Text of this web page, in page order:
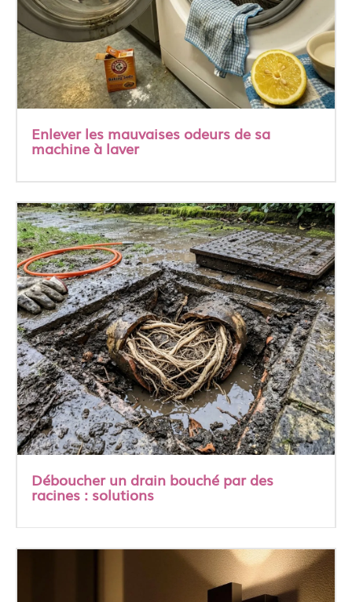
Enlever les mauvaises odeurs de sa
machine à laver
Déboucher un drain bouché par des
racines : solutions